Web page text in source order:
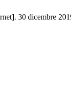
30 dicembre